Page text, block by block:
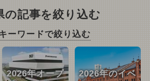
の記事を絞り込む
ーワードで絞り込む
2026年オープ
2026年のイベ